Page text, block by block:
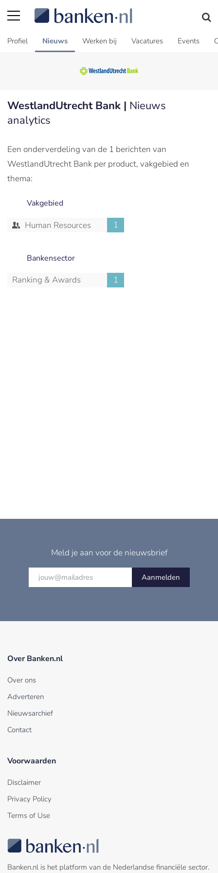
Profiel Nieuws Werken bij Vacatures Events
WestlandUtrecht Bank | Nieuws
analytics
Een onderverdeling van de 1 berichten van
WestlandUtrecht Bank per product, vakgebied en
thema:
Vakgebied
Human Resources 1
Bankensector
Ranking & Awards 1
Meld je aan voor de nieuwsbrief
Aanmelden
Over Banken.nl
Over ons
Adverteren
Nieuwsarchief
Contact
Voorwaarden
Disclaimer
Privacy Policy
Terms of Use
Banken.nl is het platform van de Nederlandse financiële sector.